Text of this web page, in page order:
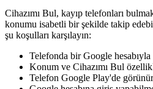
Cihazımı Bul, kayıp telefonları
konumu isabetli bir şekilde takip
şu koşulları karşılayın:
Telefonda bir Google hesabıyla
Konum ve Cihazımı Bul
Telefon Google Play'de